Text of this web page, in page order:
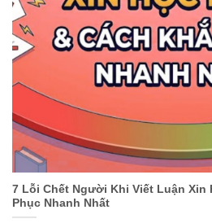
7 Lỗi Chết Người Khi Viết Luận Xin
Phục Nhanh Nhất